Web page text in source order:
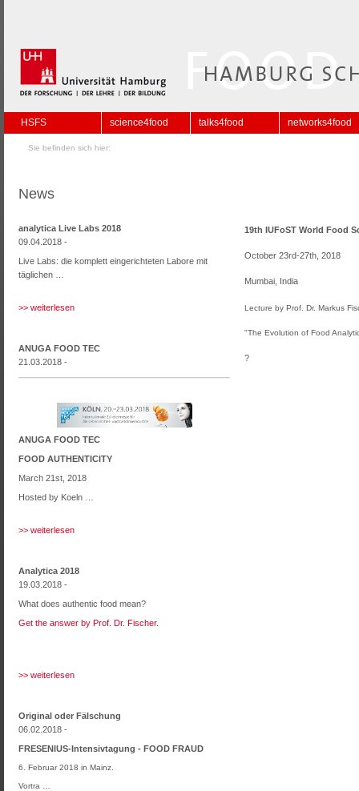
HSFS science4food talks4food networks4food
Sie befinden sich hier:
News
analytica Live Labs 2018
09.04.2018 -
Live Labs: die komplett eingerichteten Labore mit
täglichen …
>> weiterlesen
ANUGA FOOD TEC
21.03.2018 -
ANUGA FOOD TEC
FOOD AUTHENTICITY
March 21st, 2018
Hosted by Koeln …
>> weiterlesen
Analytica 2018
19.03.2018 -
What does authentic food mean?
Get the answer by Prof. Dr. Fischer.
>> weiterlesen
Original oder Fälschung
06.02.2018 -
FRESENIUS-Intensivtagung - FOOD FRAUD
6. Februar 2018 in Mainz.
Vortra …
19th IUFoST World Food
October 23rd-27th , 2018
Mumbai, India
Lecture by Prof. Dr. Markus
"The Evolution of Food
?